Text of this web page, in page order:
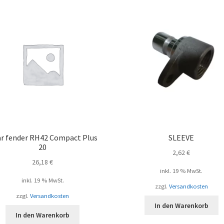
fender RH42 Compact Plus
20
26,18€
inkl. 19 % MwSt.
zzgl.Versandkosten
In den Warenkorb
SLEEVE
2,62€
inkl. 19 % MwSt.
zzgl. Versandkosten
In den Warenkorb